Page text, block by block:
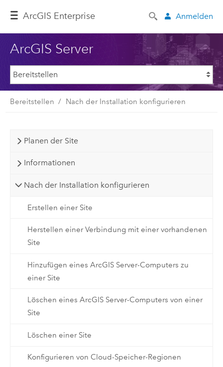
ArcGIS Enterprise Anmelden
ArcGIS Server
Bereitstellen Nach der Installation konfigurieren
Planen der Site
Informationen
Nach der Installation konfigurieren
Erstellen einer Site
Herstellen einer Verbindung mit einer vorhandenen
Site
Hinzufügen eines ArcGIS Server-Computers zu
einer Site
Löschen eines ArcGIS Server-Computers von einer
Site
Löschen einer Site
Konfigurieren von Cloud-Speicher-Regionen